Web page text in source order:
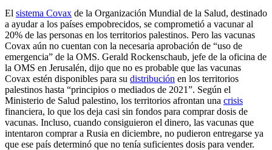
El sistema Covax de la Organización Mundial de la Salud, destinado
a ayudar a los países empobrecidos, se comprometió a vacunar al
20% de las personas en los territorios palestinos. Pero las vacunas
Covax aún no cuentan con la necesaria aprobación de “uso de
emergencia” de la OMS. Gerald Rockenschaub, jefe de la oficina de
la OMS en Jerusalén, dijo que no es probable que las vacunas
Covax estén disponibles para su distribución en los territorios
palestinos hasta “principios o mediados de 2021”. Según el
Ministerio de Salud palestino, los territorios afrontan una crisis
financiera, lo que los deja casi sin fondos para comprar dosis de
vacunas. Incluso, cuando consiguieron el dinero, las vacunas que
intentaron comprar a Rusia en diciembre, no pudieron entregarse ya
que ese país determinó que no tenía suficientes dosis para vender.